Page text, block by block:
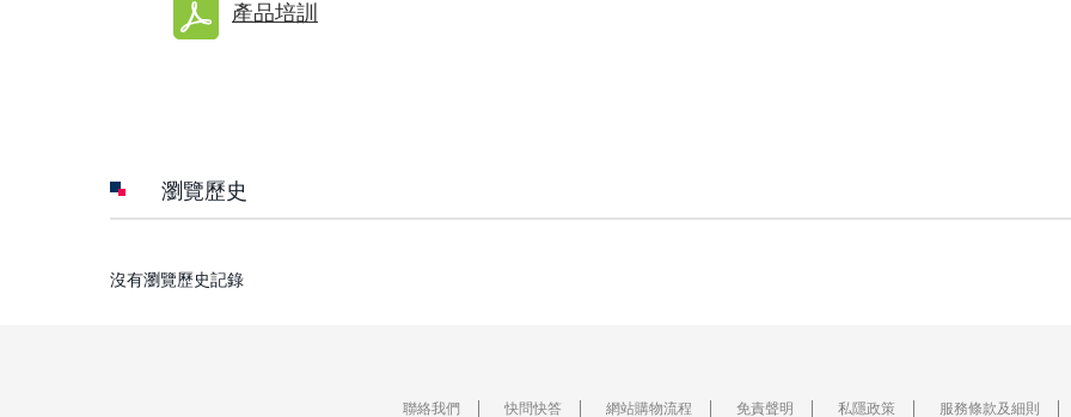
產品培訓
瀏覽歷史
沒有瀏覽歷史記錄
聯絡我們 快問快答 網站購物流程 免責聲明 私隱政策 服務條款及細則